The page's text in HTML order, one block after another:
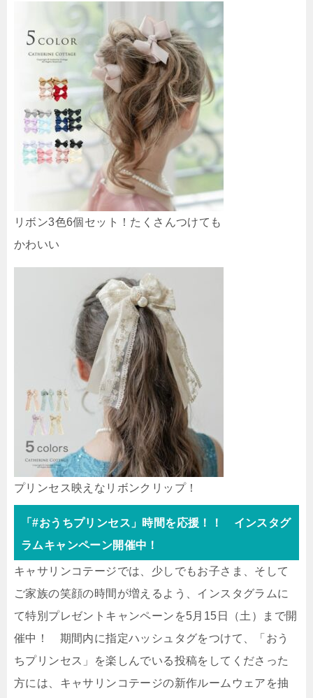
リボン3色6個セット！たくさんつけても
かわいい
プリンセス映えなリボンクリップ！
「#おうちプリンセス」時間を応援！！ インスタグ
ラムキャンペーン開催中！
キャサリンコテージでは、少しでもお子さま、そして
ご家族の笑顔の時間が増えるよう、インスタグラムに
て特別プレゼントキャンペーンを5月15日（土）まで開
催中！ 期間内に指定ハッシュタグをつけて、「おう
ちプリンセス」を楽しんでいる投稿をしてくださった
方には、キャサリンコテージの新作ルームウェアを抽